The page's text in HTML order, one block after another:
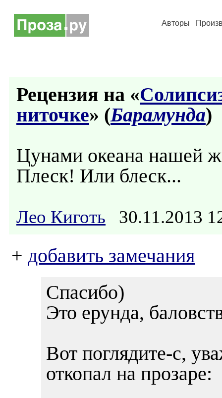
Авторы
Рецензия на «
ниточке» (Барамунда)
Цунами океана нашей
Плеск! Или блеск...
Лео Киготь 30.11.2013
+ добавить замечания
Спасибо)
Это ерунда,
Вот поглядите-с,
откопал на прозаре: